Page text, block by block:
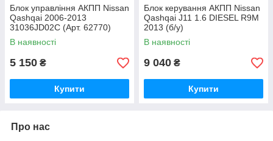
Блок управління АКПП Nissan
Qashqai 2006-2013
31036JD02C (Арт. 62770)
В наявності
5 150 ₴
Купити
Блок керування АКПП Nissan
Qashqai J11 1.6 DIESEL R9M
2013 (б/у)
В наявності
9 040 ₴
Купити
Про нас